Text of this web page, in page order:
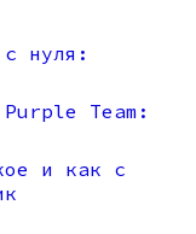
с нуля:
Team:
и как с